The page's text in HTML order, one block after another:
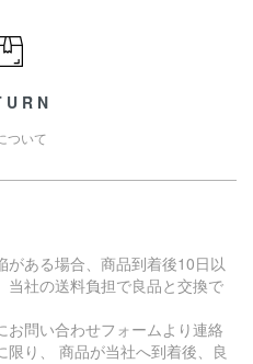
ついて
ある場合、商品到着後10日以
当社の送料負担で良品と交換で
お問い合わせフォームより連絡
限り、 商品が当社へ到着後、良